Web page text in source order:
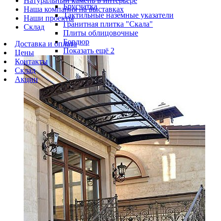
Брусчатка
Тактильные наземные указатели
Гранитная плитка "Скала"
Плиты облицовочные
Бордюр
Показать ещё 2
Наша компания на выставках
Наши проекты
Склад
Доставка и оплата
Цены
Контакты
Склад
Акции